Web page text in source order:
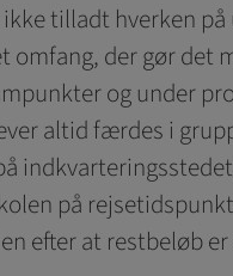
tilladt hverken
omfang, der gør det
og under
altid færdes i
på
efter at restbeløb